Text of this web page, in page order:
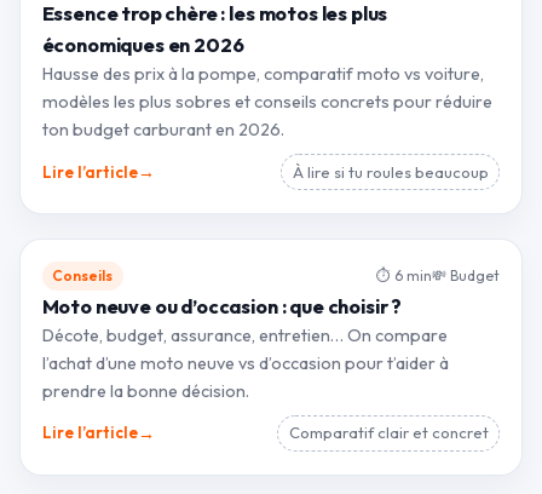
Essence trop chère : les motos les plus
économiques en 2026
Hausse des prix à la pompe, comparatif moto vs voiture,
modèles les plus sobres et conseils concrets pour réduire
ton budget carburant en 2026.
Lire l’article→ À lire si tu roules beaucoup
Conseils ⏱ 6 min💸 Budget
Moto neuve ou d’occasion : que choisir ?
Décote, budget, assurance, entretien… On compare
l’achat d’une moto neuve vs d’occasion pour t’aider à
prendre la bonne décision.
Lire l’article→ Comparatif clair et concret